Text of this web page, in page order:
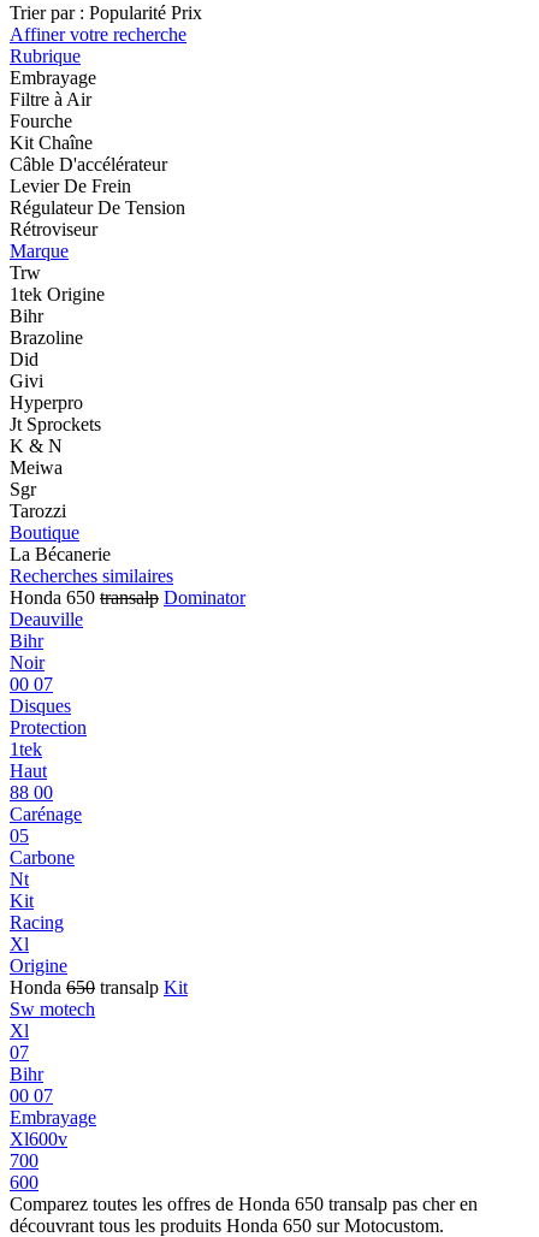
Trier par : Popularité Prix
Affiner votre recherche
Rubrique
Embrayage
Filtre à Air
Fourche
Kit Chaîne
Câble D'accélérateur
Levier De Frein
Régulateur De Tension
Rétroviseur
Marque
Trw
1tek Origine
Bihr
Brazoline
Did
Givi
Hyperpro
Jt Sprockets
K & N
Meiwa
Sgr
Tarozzi
Boutique
La Bécanerie
Recherches similaires
Honda 650 transalp Dominator
Deauville
Bihr
Noir
00 07
Disques
Protection
1tek
Haut
88 00
Carénage
05
Carbone
Nt
Kit
Racing
Xl
Origine
Honda 650 transalp Kit
Sw motech
Xl
07
Bihr
00 07
Embrayage
Xl600v
700
600
Comparez toutes les offres de Honda 650 transalp pas cher en
découvrant tous les produits Honda 650 sur Motocustom.